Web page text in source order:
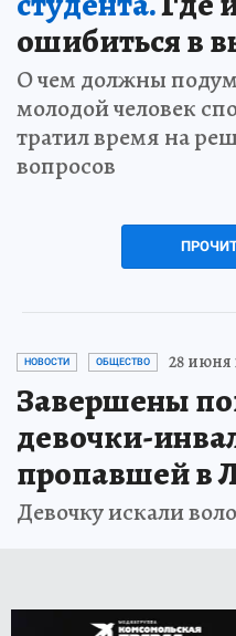
ошибиться в
О чем должны
молодой человек
тратил время на
вопросов
НОВОСТИ ОБЩЕСТВО 28 июня
Завершены
девочки-
пропавшей в
Девочку искали